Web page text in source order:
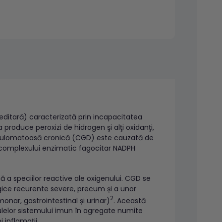
caracterizată prin incapacitatea
peroxizi de hidrogen şi alţi oxidanţi,
cronică (CGD) este cauzată de
enzimatic fagocitar NADPH
speciilor reactive ale oxigenului. CGD se
recurente severe, precum și a unor
gastrointestinal și urinar)2. Această
sistemului imun în agregate numite